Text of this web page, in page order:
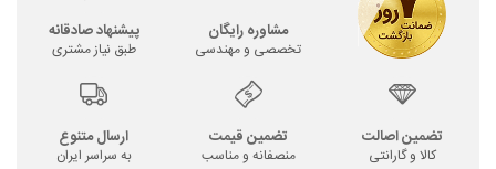
مشاوره رایگان
تخصصی و مهندسی
پیشنهاد صادقانه
طبق نیاز مشتری
تضمین اصالت
کالا و گارانتی
تضمین قیمت
منصفانه و مناسب
ارسال متنوع
به سراسر ایران